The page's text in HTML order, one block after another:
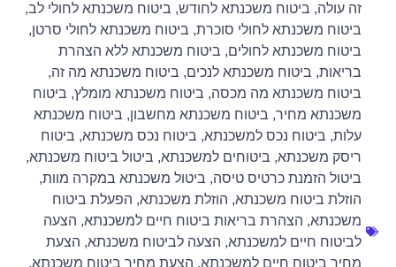
זה עולה, ביטוח משכנתא לחודש, ביטוח משכנתא לחולי לב,
ביטוח משכנתא לחולי סוכרת, ביטוח משכנתא לחולי סרטן,
ביטוח משכנתא לחולים, ביטוח משכנתא ללא הצהרת
בריאות, ביטוח משכנתא לנכים, ביטוח משכנתא מה זה,
ביטוח משכנתא מה מכסה, ביטוח משכנתא מומלץ, ביטוח
משכנתא מחיר, ביטוח משכנתא מחשבון, ביטוח משכנתא
עלות, ביטוח נכס למשכנתא, ביטוח נכס משכנתא, ביטוח
ריסק משכנתא, ביטוחים למשכנתא, ביטול ביטוח משכנתא,
ביטול הזמנת כרטיס טיסה, ביטול משכנתא במקרה מוות,
הוזלת ביטוח משכנתא, הוזלת משכנתא, הפעלת ביטוח
משכנתא, הצהרת בריאות ביטוח חיים למשכנתא, הצעה
לביטוח חיים למשכנתא, הצעה לביטוח משכנתא, הצעת
מחיר ביטוח חיים למשכנתא, הצעת מחיר ביטוח משכנתא,